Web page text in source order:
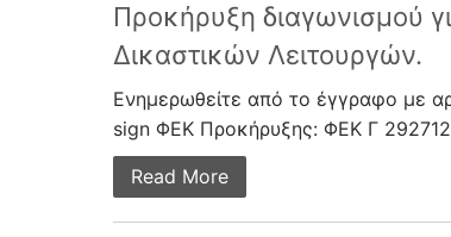
Προκήρυξη διαγωνισμού
Δικαστικών Λειτουργών.
Ενημερωθείτε από το έγγραφο με
sign ΦΕΚ Προκήρυξης: ΦΕΚ Γ
Read More